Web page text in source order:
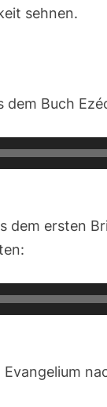
sehnen.
dem Buch
dem ersten